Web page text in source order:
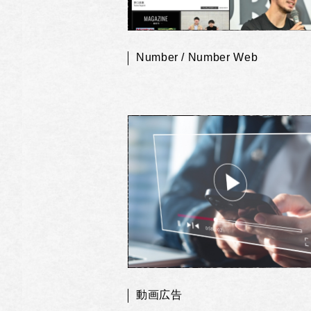
Number / Number Web
動画広告